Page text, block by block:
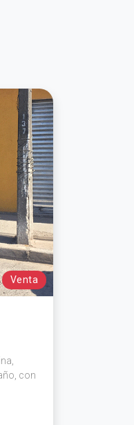
Venta
con